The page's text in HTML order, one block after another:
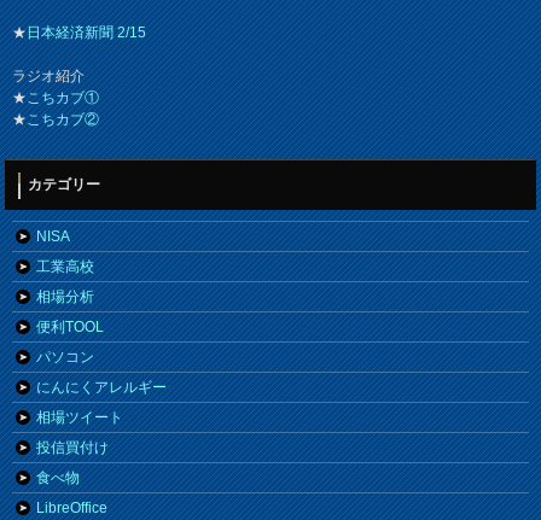
★日本経済新聞 2/15
ラジオ紹介
★こちカブ①
★こちカブ②
カテゴリー
NISA
工業高校
相場分析
便利TOOL
パソコン
にんにくアレルギー
相場ツイート
投信買付け
食べ物
LibreOffice